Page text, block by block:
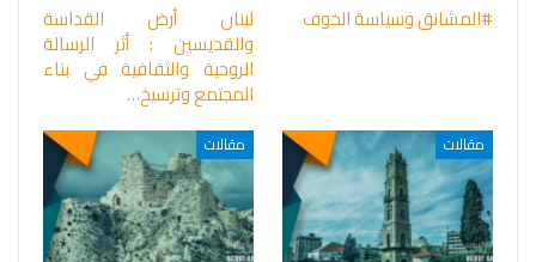
#المشانق وسياسة الخوف لبنان أرض القداسة
والقديسين : أثر الرسالة
الروحية والثقافية في بناء
المجتمع وترسيخ…
مقالات مقالات